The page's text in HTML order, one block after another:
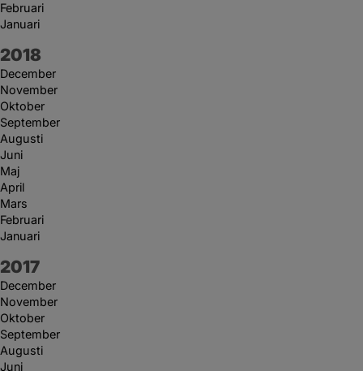
Februari
Januari
År:
2018
December
November
Oktober
September
Augusti
Juni
Maj
April
Mars
Februari
Januari
År:
2017
December
November
Oktober
September
Augusti
Juni